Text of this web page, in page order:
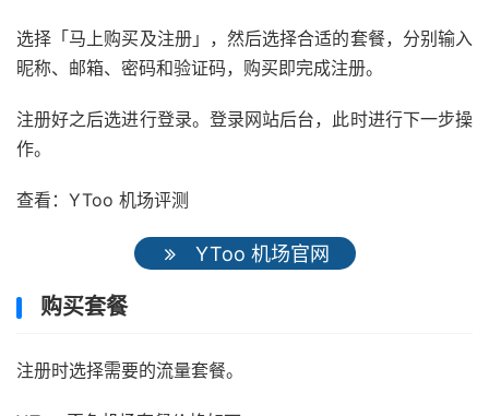
选择「马上购买及注册」，然后选择合适的套餐，分别输入
昵称、邮箱、密码和验证码，购买即完成注册。
注册好之后选进行登录。登录网站后台，此时进行下一步操
作。
查看：YToo 机场评测
YToo 机场官网
购买套餐
注册时选择需要的流量套餐。